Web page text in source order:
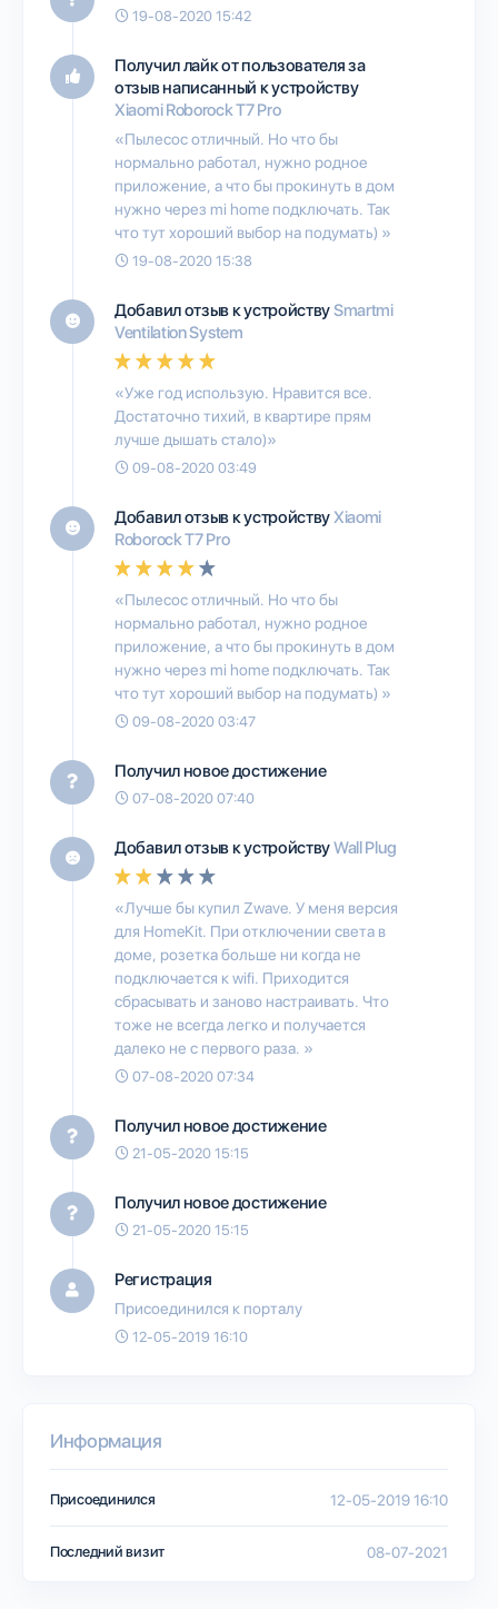
19-08-2020 15:42
Получил лайк от пользователяза
отзыв написанный к устройству
Xiaomi Roborock T7 Pro
«Пылесос отличный. Но что бы
нормально работал, нужно родное
приложение, а что бы прокинуть в дом
нужно через mi home подключать. Так
что тут хороший выбор на подумать) »
19-08-2020 15:38
Добавил отзыв к устройствуSmartmi
Ventilation System
«Уже год использую. Нравится все.
Достаточно тихий, в квартире прям
лучше дышать стало)»
09-08-2020 03:49
Добавил отзыв к устройствуXiaomi
Roborock T7 Pro
«Пылесос отличный. Но что бы
нормально работал, нужно родное
приложение, а что бы прокинуть в дом
нужно через mi home подключать. Так
что тут хороший выбор на подумать) »
09-08-2020 03:47
Получил новое достижение
07-08-2020 07:40
Добавил отзыв к устройствуWall Plug
«Лучше бы купил Zwave. У меня версия
для HomeKit. При отключении света в
доме, розетка больше ни когда не
подключается к wifi. Приходится
сбрасывать и заново настраивать. Что
тоже не всегда легко и получается
далеко не с первого раза. »
07-08-2020 07:34
Получил новое достижение
21-05-2020 15:15
Получил новое достижение
21-05-2020 15:15
Регистрация
Присоединился к порталу
12-05-2019 16:10
Информация
Присоединился 12-05-2019 16:10
Последний визит 08-07-2021